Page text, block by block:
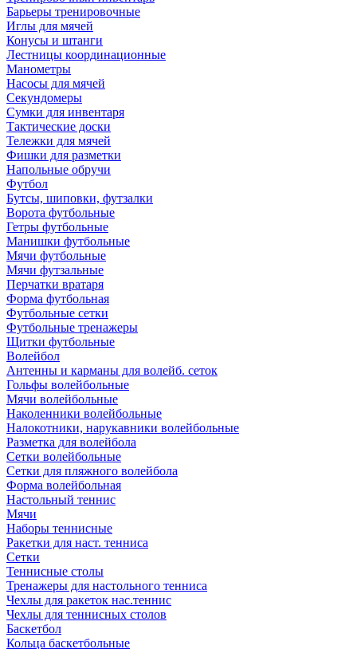
Барьеры тренировочные
Иглы для мячей
Конусы и штанги
Лестницы координационные
Манометры
Насосы для мячей
Секундомеры
Сумки для инвентаря
Тактические доски
Тележки для мячей
Фишки для разметки
Напольные обручи
Футбол
Бутсы, шиповки, футзалки
Ворота футбольные
Гетры футбольные
Манишки футбольные
Мячи футбольные
Мячи футзальные
Перчатки вратаря
Форма футбольная
Футбольные сетки
Футбольные тренажеры
Щитки футбольные
Волейбол
Антенны и карманы для волейб. сеток
Гольфы волейбольные
Мячи волейбольные
Наколенники волейбольные
Налокотники, нарукавники волейбольные
Разметка для волейбола
Сетки волейбольные
Сетки для пляжного волейбола
Форма волейбольная
Настольный теннис
Мячи
Наборы теннисные
Ракетки для наст. тенниса
Сетки
Теннисные столы
Тренажеры для настольного тенниса
Чехлы для ракеток нас.теннис
Чехлы для теннисных столов
Баскетбол
Кольца баскетбольные